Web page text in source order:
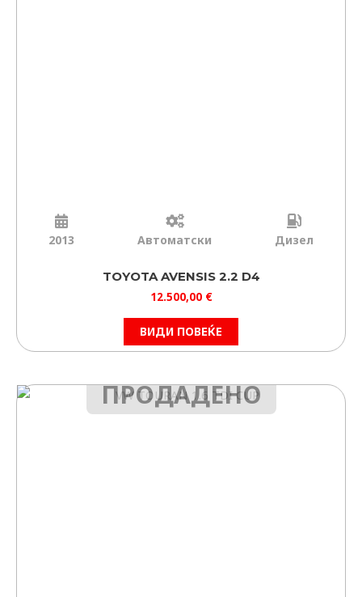
2013 Автоматски Дизел
TOYOTA AVENSIS 2.2 D4
12.500,00 €
ВИДИ ПОВЕЌЕ
ПРОДАДЕНО